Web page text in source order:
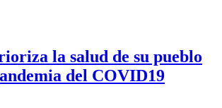
la salud de su pueblo
del COVID19